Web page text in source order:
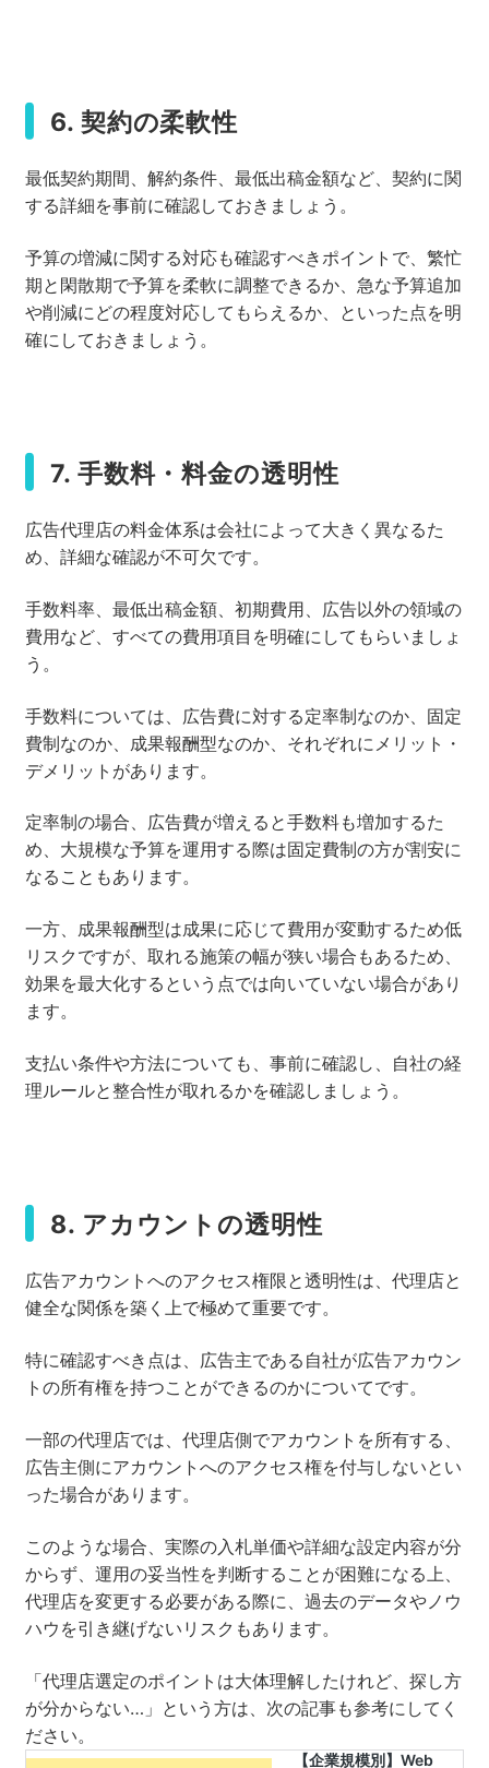
6. 契約の柔軟性
最低契約期間、解約条件、最低出稿金額など、契約に関
する詳細を事前に確認しておきましょう。
予算の増減に関する対応も確認すべきポイントで、繁忙
期と閑散期で予算を柔軟に調整できるか、急な予算追加
や削減にどの程度対応してもらえるか、といった点を明
確にしておきましょう。
7. 手数料・料金の透明性
広告代理店の料金体系は会社によって大きく異なるた
め、詳細な確認が不可欠です。
手数料率、最低出稿金額、初期費用、広告以外の領域の
費用など、すべての費用項目を明確にしてもらいましょ
う。
手数料については、広告費に対する定率制なのか、固定
費制なのか、成果報酬型なのか、それぞれにメリット・
デメリットがあります。
定率制の場合、広告費が増えると手数料も増加するた
め、大規模な予算を運用する際は固定費制の方が割安に
なることもあります。
一方、成果報酬型は成果に応じて費用が変動するため低
リスクですが、取れる施策の幅が狭い場合もあるため、
効果を最大化するという点では向いていない場合があり
ます。
支払い条件や方法についても、事前に確認し、自社の経
理ルールと整合性が取れるかを確認しましょう。
8. アカウントの透明性
広告アカウントへのアクセス権限と透明性は、代理店と
健全な関係を築く上で極めて重要です。
特に確認すべき点は、広告主である自社が広告アカウン
トの所有権を持つことができるのかについてです。
一部の代理店では、代理店側でアカウントを所有する、
広告主側にアカウントへのアクセス権を付与しないとい
った場合があります。
このような場合、実際の入札単価や詳細な設定内容が分
からず、運用の妥当性を判断することが困難になる上、
代理店を変更する必要がある際に、過去のデータやノウ
ハウを引き継げないリスクもあります。
「代理店選定のポイントは大体理解したけれど、探し方
が分からない…」という方は、次の記事も参考にしてく
ださい。